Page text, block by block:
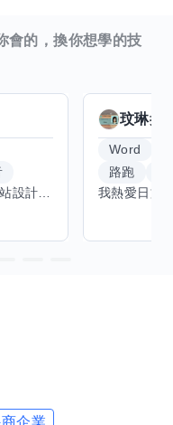
會的，換你想學的技
玟琳擅
Word
路跑
企業